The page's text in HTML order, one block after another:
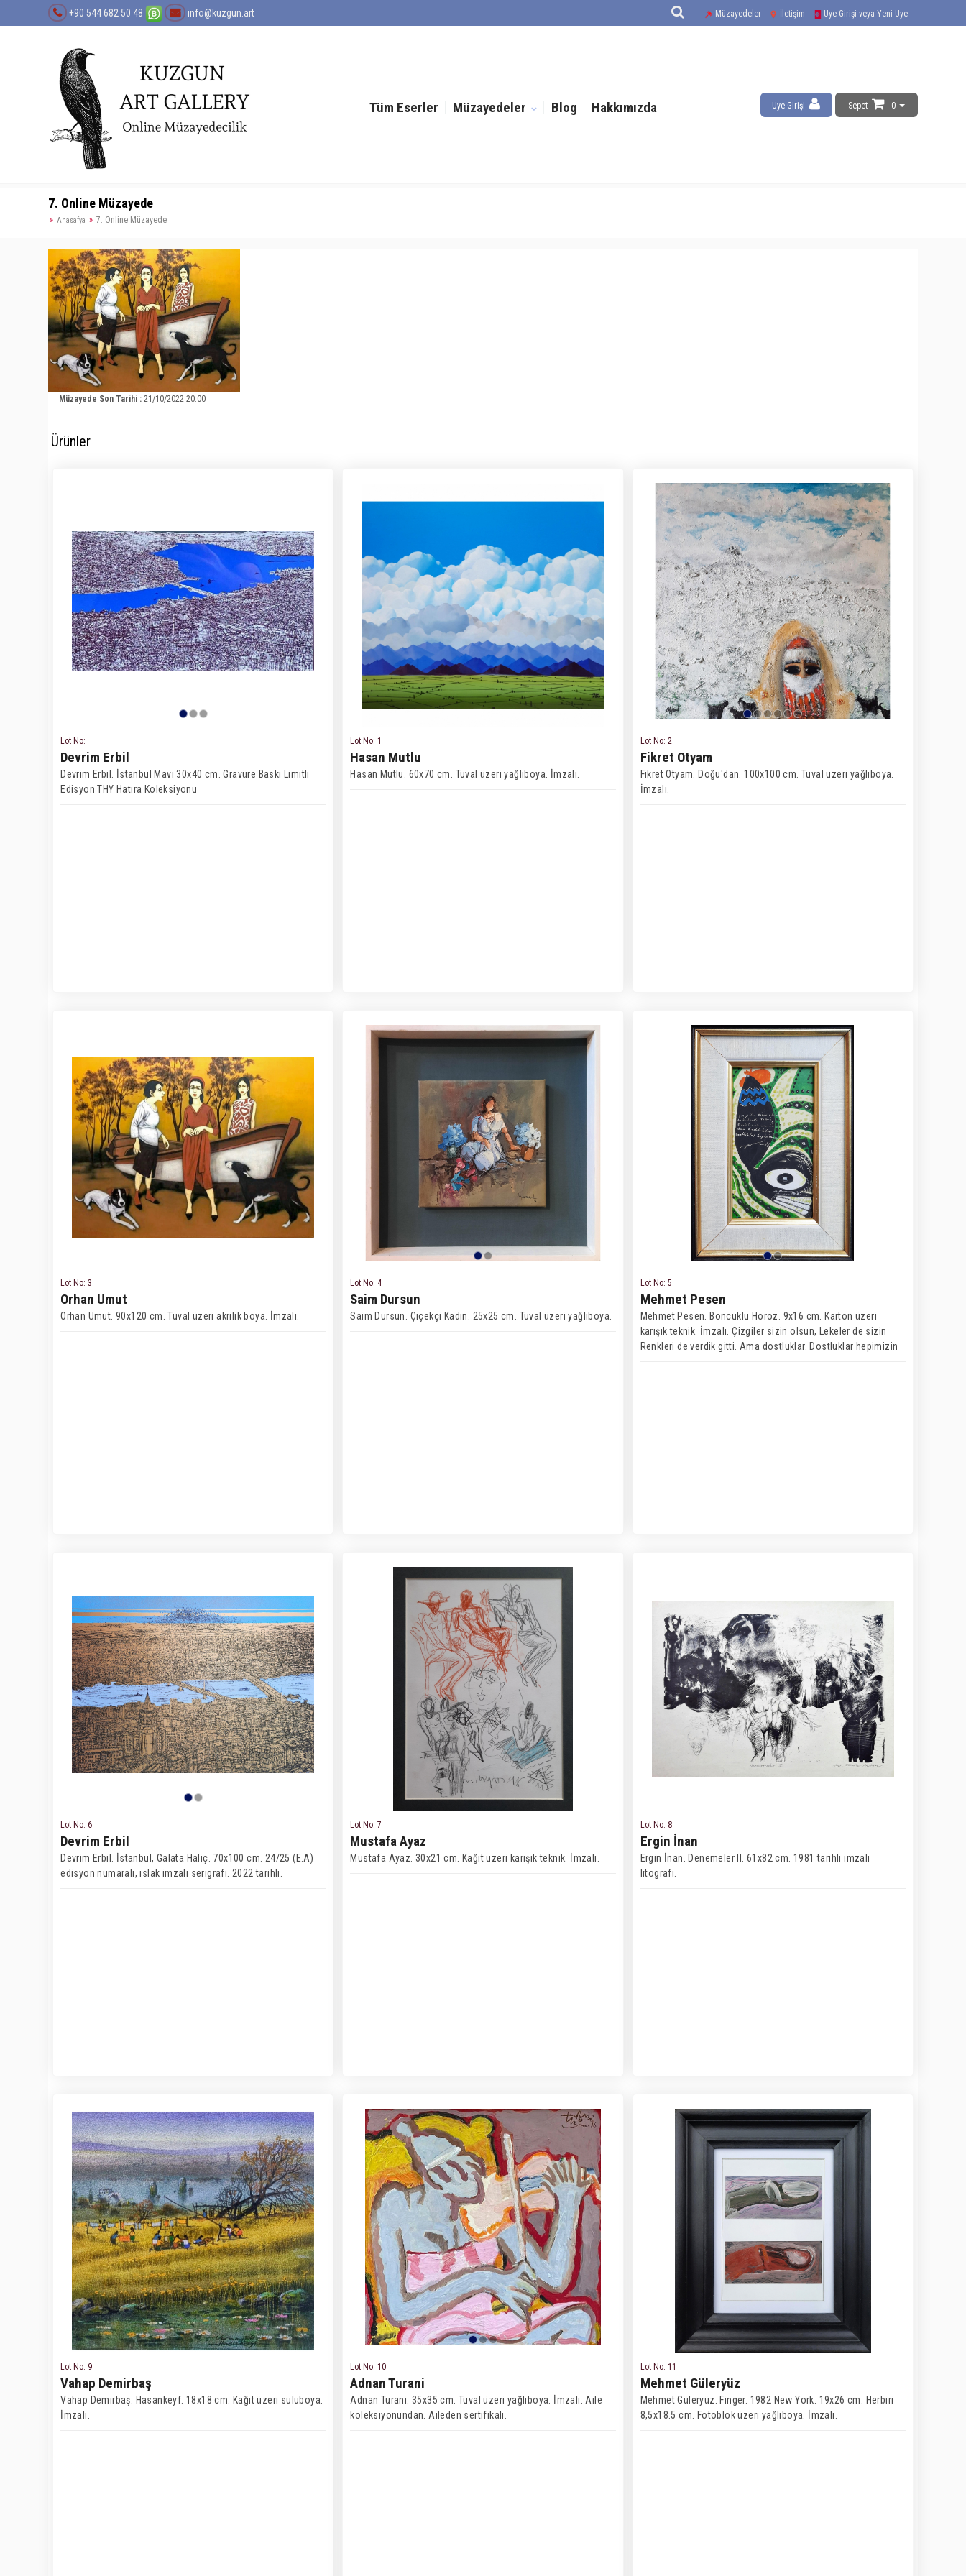
+90 544 682 50 48 info@kuzgun.art Müzayedeler İletişim Üye Girişi veya Yeni Üye
Sepet - 0
Üye Girişi
Tüm Eserler Müzayedeler Blog Hakkımızda
7. Online Müzayede
Anasafya 7. Online Müzayede
Müzayede Son Tarihi : 21/10/2022 20:00
Ürünler
Lot No:
Devrim Erbil
Devrim Erbil. İstanbul Mavi 30x40 cm. Gravüre Baskı Limitli
Edisyon THY Hatıra Koleksiyonu
Lot No: 1
Hasan Mutlu
Hasan Mutlu. 60x70 cm. Tuval üzeri yağlıboya. İmzalı.
Lot No: 2
Fikret Otyam
Fikret Otyam. Doğu'dan. 100x100 cm. Tuval üzeri yağlıboya.
İmzalı.
Lot No: 3
Orhan Umut
Orhan Umut. 90x120 cm. Tuval üzeri akrilik boya. İmzalı.
Lot No: 4
Saim Dursun
Saim Dursun. Çiçekçi Kadın. 25x25 cm. Tuval üzeri yağlıboya.
Lot No: 5
Mehmet Pesen
Mehmet Pesen. Boncuklu Horoz. 9x16 cm. Karton üzeri
karışık teknik. İmzalı. Çizgiler sizin olsun, Lekeler de sizin
Renkleri de verdik gitti. Ama dostluklar. Dostluklar hepimizin
Lot No: 6
Devrim Erbil
Devrim Erbil. İstanbul, Galata Haliç. 70x100 cm. 24/25 (E.A)
edisyon numaralı, ıslak imzalı serigrafi. 2022 tarihli.
Lot No: 7
Mustafa Ayaz
Mustafa Ayaz. 30x21 cm. Kağıt üzeri karışık teknik. İmzalı.
Lot No: 8
Ergin İnan
Ergin İnan. Denemeler II. 61x82 cm. 1981 tarihli imzalı
litografi.
Lot No: 9
Vahap Demirbaş
Vahap Demirbaş. Hasankeyf. 18x18 cm. Kağıt üzeri suluboya.
İmzalı.
Lot No: 10
Adnan Turani
Adnan Turani. 35x35 cm. Tuval üzeri yağlıboya. İmzalı. Aile
koleksiyonundan. Aileden sertifikalı.
Lot No: 11
Mehmet Güleryüz
Mehmet Güleryüz. Finger. 1982 New York. 19x26 cm. Herbiri
8,5x18.5 cm. Fotoblok üzeri yağlıboya. İmzalı.